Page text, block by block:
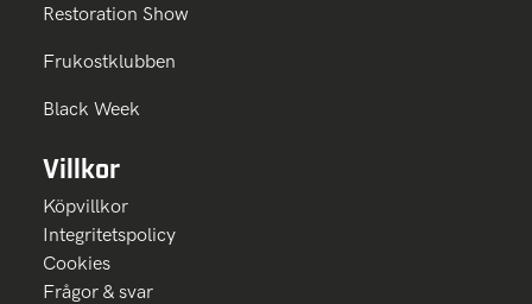
Restoration Show
Frukostklubben
Black Week
Villkor
Köpvillkor
Integritetspolicy
Cookies
Frågor & svar